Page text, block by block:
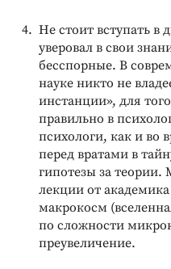
Не стоит вступать в
уверовал в свои
бесспорные. В
науке никто не
инстанции», для
правильно в
психологи, как и во
перед вратами в
гипотезы за теории.
лекции от
макрокосм
по сложности
преувеличение.